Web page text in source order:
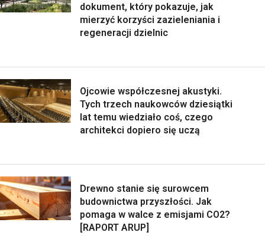
dokument, który pokazuje, jak
mierzyć korzyści zazieleniania i
regeneracji dzielnic
Ojcowie współczesnej akustyki.
Tych trzech naukowców dziesiątki
lat temu wiedziało coś, czego
architekci dopiero się uczą
Drewno stanie się surowcem
budownictwa przyszłości. Jak
pomaga w walce z emisjami CO2?
[RAPORT ARUP]